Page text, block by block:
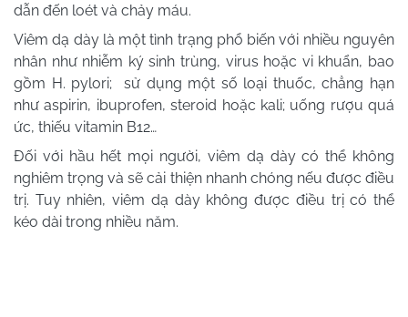
dẫn đến loét và chảy máu.
Viêm dạ dày là một tình trạng phổ biến với nhiều nguyên
nhân như nhiễm ký sinh trùng, virus hoặc vi khuẩn, bao
gồm H. pylori; sử dụng một số loại thuốc, chẳng hạn
như aspirin, ibuprofen, steroid hoặc kali; uống rượu quá
ức, thiếu vitamin B12…
Đối với hầu hết mọi người, viêm dạ dày có thể không
nghiêm trọng và sẽ cải thiện nhanh chóng nếu được điều
trị. Tuy nhiên, viêm dạ dày không được điều trị có thể
kéo dài trong nhiều năm.